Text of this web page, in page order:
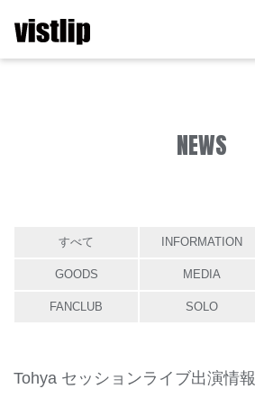
NEWS
すべて INFORMATION
GOODS MEDIA
FANCLUB SOLO
Tohya セッションライブ出演情報